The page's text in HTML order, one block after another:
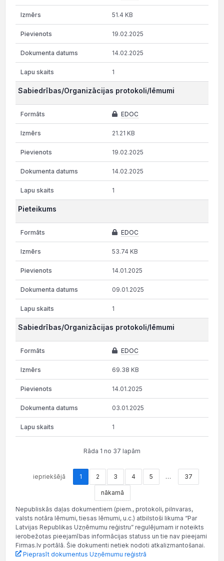
51.4 KB
19.02.2025
14.02.2025
1
Sabiedrības/Organizācijas protokoli/lēmumi
EDOC
21.21 KB
19.02.2025
14.02.2025
1
Pieteikums
EDOC
53.74 KB
14.01.2025
09.01.2025
1
Sabiedrības/Organizācijas protokoli/lēmumi
EDOC
69.38 KB
14.01.2025
03.01.2025
1
Rāda 1 no 37 lapām
iepriekšējā 1 2 3 4 5 … 37
nākamā
Nepubliskās daļas dokumentiem (piem., protokoli, pilnvaras,
valsts notāra lēmumi, tiesas lēmumi, u.c.) atbilstoši likuma “Par
Latvijas Republikas Uzņēmumu reģistru” regulējumam ir noteikts
ierobežotas pieejamības informācijas statuss un tie nav pieejami
Firmas.lv portālā. Šie dokumenti netiek nodoti atkalizmantošanai.
Pieprasīt dokumentus Uzņēmumu reģistrā